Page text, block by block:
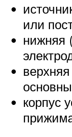
или
нижняя
корпус